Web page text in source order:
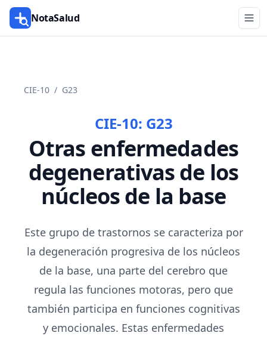
NotaSalud
CIE-10 / G23
CIE-10: G23
Otras enfermedades
degenerativas de los
núcleos de la base
Este grupo de trastornos se caracteriza por
la degeneración progresiva de los núcleos
de la base, una parte del cerebro que
regula las funciones motoras, pero que
también participa en funciones cognitivas
y emocionales. Estas enfermedades